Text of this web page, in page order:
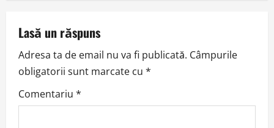
v
i
g
a
Lasă un răspuns
Adresa ta de email nu va fi publicată. Câmpurile
obligatorii sunt marcate cu *
Comentariu *